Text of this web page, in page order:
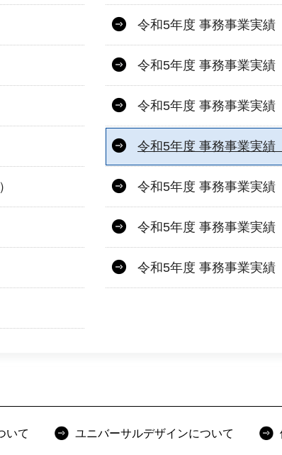
令和5年度 事務事業実績
令和5年度 事務事業実績
令和5年度 事務事業実績
令和5年度 事務事業実績
令和5年度 事務事業実績
令和5年度 事務事業実績
令和5年度 事務事業実績
いて ユニバーサルデザインについて